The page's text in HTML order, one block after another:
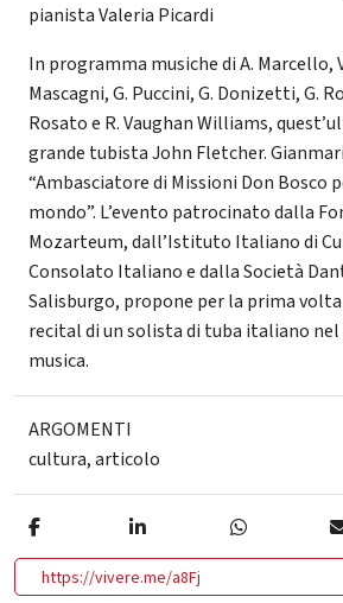
pianista Valeria Picardi
In programma musiche di A. Marcello,
Mascagni, G. Puccini, G. Donizetti, G.
Rosato e R. Vaughan Williams,
grande tubista John Fletcher.
“Ambasciatore di Missioni Don Bosco
mondo”. L’evento patrocinato dalla
Mozarteum, dall’Istituto Italiano di
Consolato Italiano e dalla Società
Salisburgo, propone per la prima
recital di un solista di tuba italiano
musica.
ARGOMENTI
cultura,articolo
https://vivere.me/a8Fj